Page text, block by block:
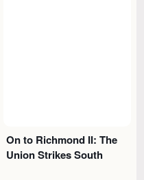
On to Richmond II: The
Union Strikes South